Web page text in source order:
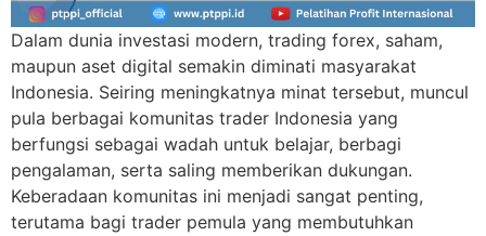
Dalam dunia investasi modern, trading forex, saham,
maupun aset digital semakin diminati masyarakat
Indonesia. Seiring meningkatnya minat tersebut, muncul
pula berbagai komunitas trader Indonesia yang
berfungsi sebagai wadah untuk belajar, berbagi
pengalaman, serta saling memberikan dukungan.
Keberadaan komunitas ini menjadi sangat penting,
terutama bagi trader pemula yang membutuhkan